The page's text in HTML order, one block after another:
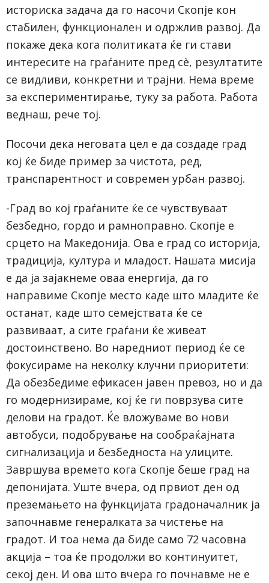
историска задача да го насочи Скопје кон
стабилен, функционален и одржлив развој. Да
покаже дека кога политиката ќе ги стави
интересите на граѓаните пред сè, резултатите
се видливи, конкретни и трајни. Нема време
за експериментирање, туку за работа. Работа
веднаш, рече тој.
Посочи дека неговата цел е да создаде град
кој ќе биде пример за чистота, ред,
транспарентност и современ урбан развој.
-Град во кој граѓаните ќе се чувствуваат
безбедно, гордо и рамноправно. Скопје е
срцето на Македонија. Ова е град со историја,
традиција, култура и младост. Нашата мисија
е да ја зајакнеме оваа енергија, да го
направиме Скопје место каде што младите ќе
останат, каде што семејствата ќе се
развиваат, а сите граѓани ќе живеат
достоинствено. Во наредниот период ќе се
фокусираме на неколку клучни приоритети:
Да обезбедиме ефикасен јавен превоз, но и да
го модернизираме, кој ќе ги поврзува сите
делови на градот. Ќе вложуваме во нови
автобуси, подобрување на сообраќајната
сигнализација и безбедноста на улиците.
Завршува времето кога Скопје беше град на
депонијата. Уште вчера, од првиот ден од
преземањето на функцијата градоначалник ја
започнавме генералката за чистење на
градот. И тоа нема да биде само 72 часовна
акција – тоа ќе продолжи во континуитет,
секој ден. И ова што вчера го почнавме не е